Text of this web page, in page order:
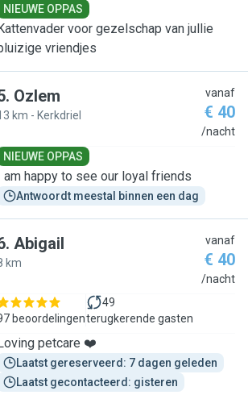
NIEUWE OPPAS
voor gezelschap van jullie
vriendjes
. Ozlem
km - Kerkdriel
vanaf
€ 40
/nacht
NIEUWE OPPAS
am happy to see our loyal friends
Antwoordt meestal binnen een dag
. Abigail
km
vanaf
€ 40
/nacht
beoordelingen
49
terugkerende gasten
petcare ❤️
Laatst gereserveerd: 7 dagen geleden
Laatst gecontacteerd: gisteren